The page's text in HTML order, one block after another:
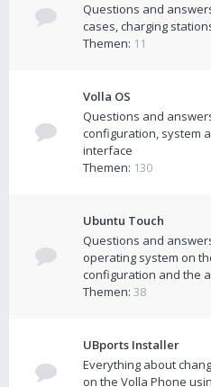
Questions and
cases, charging
Themen: 11
Volla OS
Questions and
configuration, system
interface
Themen: 130
Ubuntu Touch
Questions and
operating system on
configuration and the
Themen: 38
UBports Installer
Everything about
on the Volla Phone